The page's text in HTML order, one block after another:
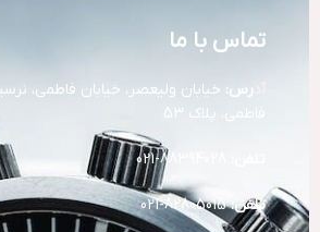
تماس با ما
رس: خیابان ولیعصر، خیابان فاطمی،
فاطمی، پلاک 53
تلفن:82805015-021